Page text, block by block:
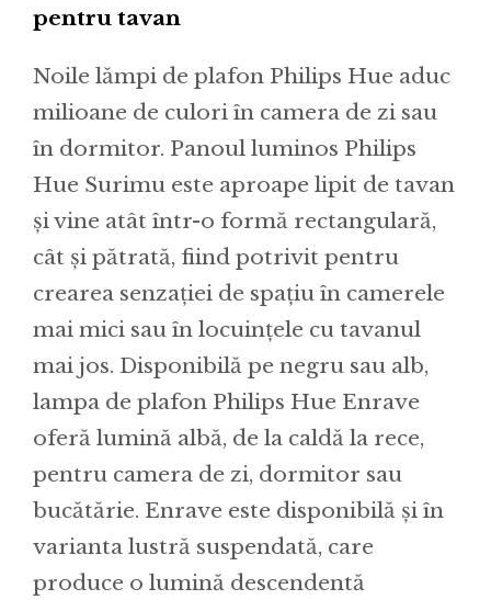
pentru tavan
Noile lămpi de plafon Philips Hue aduc
milioane de culori în camera de zi sau
în dormitor. Panoul luminos Philips
Hue Surimu este aproape lipit de tavan
și vine atât într-o formă rectangulară,
cât și pătrată, fiind potrivit pentru
crearea senzației de spațiu în camerele
mai mici sau în locuințele cu tavanul
mai jos. Disponibilă pe negru sau alb,
lampa de plafon Philips Hue Enrave
oferă lumină albă, de la caldă la rece,
pentru camera de zi, dormitor sau
bucătărie. Enrave este disponibilă și în
varianta lustră suspendată, care
produce o lumină descendentă